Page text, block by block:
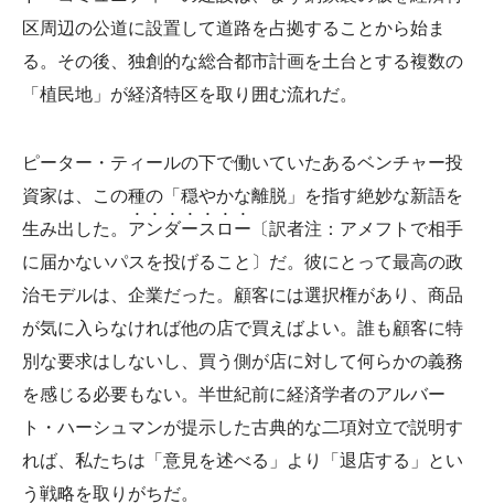
区周辺の公道に設置して道路を占拠することから始ま
る。その後、独創的な総合都市計画を土台とする複数の
「植民地」が経済特区を取り囲む流れだ。
ピーター・ティールの下で働いていたあるベンチャー投
資家は、この種の「穏やかな離脱」を指す絶妙な新語を
生み出した。 ア
•
ン
•
ダ
•
ー
•
ス
•
ロ
•
ー
•
〔訳者注：アメフトで相手
に届かないパスを投げること〕だ。彼にとって最高の政
治モデルは、企業だった。顧客には選択権があり、商品
が気に入らなければ他の店で買えばよい。誰も顧客に特
別な要求はしないし、買う側が店に対して何らかの義務
を感じる必要もない。半世紀前に経済学者のアルバー
ト・ハーシュマンが提示した古典的な二項対立で説明す
れば、私たちは「意見を述べる」より「退店する」とい
う戦略を取りがちだ。